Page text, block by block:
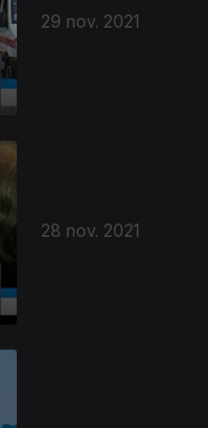
29 nov. 2021
28 nov. 2021